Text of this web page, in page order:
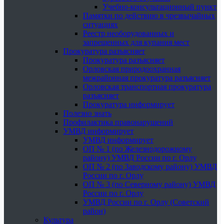
Учебно-консультационный пункт
Памятки по действию в чрезвычайных
ситуациях
Реестр необорудованных и
запрещенных для купания мест
Прокуратура разъясняет
Прокуратура разъясняет
Орловская природоохранная
межрайонная прокуратура разъясняет
Орловская транспортная прокуратура
разъясняет
Прокуратура информирует
Полезно знать
Профилактика правонарушений
УМВД информирует
УМВД информирует
ОП № 1 (по Железнодорожному
району) УМВД России по г. Орлу
ОП № 2 (по Заводскому району) УМВД
России по г. Орлу
ОП № 3 (по Северному району) УМВД
России по г. Орлу
УМВД России по г. Орлу (Советский
район)
Культура